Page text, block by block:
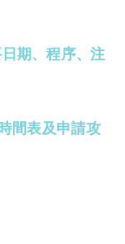
期、程序、注
間表及申請攻